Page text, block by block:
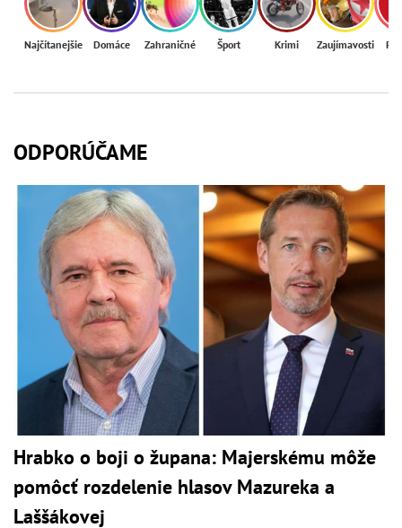
Najčítanejšie Domáce Zahraničné Šport Krimi Zaujímavosti
ODPORÚČAME
Hrabko o boji o župana: Majerskému môže
pomôcť rozdelenie hlasov Mazureka a
Laššákovej